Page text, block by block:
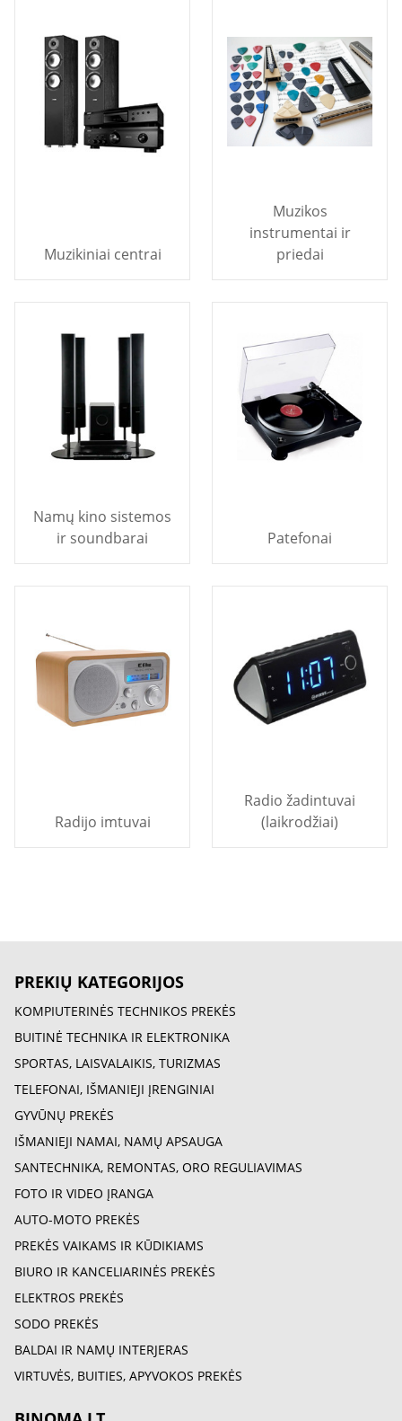
Muzikiniai centrai
Muzikos
instrumentai ir
priedai
Namų kino sistemos
ir soundbarai
Patefonai
Radijo imtuvai
Radio žadintuvai
(laikrodžiai)
PREKIŲ KATEGORIJOS
KOMPIUTERINĖS TECHNIKOS PREKĖS
BUITINĖ TECHNIKA IR ELEKTRONIKA
SPORTAS, LAISVALAIKIS, TURIZMAS
TELEFONAI, IŠMANIEJI ĮRENGINIAI
GYVŪNŲ PREKĖS
IŠMANIEJI NAMAI, NAMŲ APSAUGA
SANTECHNIKA, REMONTAS, ORO REGULIAVIMAS
FOTO IR VIDEO ĮRANGA
AUTO-MOTO PREKĖS
PREKĖS VAIKAMS IR KŪDIKIAMS
BIURO IR KANCELIARINĖS PREKĖS
ELEKTROS PREKĖS
SODO PREKĖS
BALDAI IR NAMŲ INTERJERAS
VIRTUVĖS, BUITIES, APYVOKOS PREKĖS